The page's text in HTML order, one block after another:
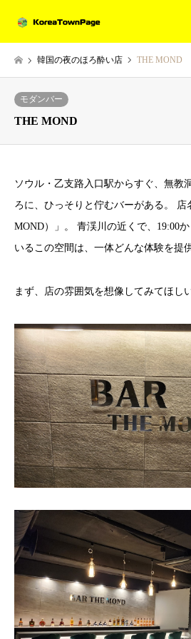
韓国の夜のほろ酔い店 THE MOND
モダンバー
THE MOND
ソウル・乙支路入口駅からすぐ、無教
ろに、ひっそりと佇むバーがある。 店
MOND）」。 青渓川の近くで、19:00
いるこの空間は、一体どんな体験を提
まず、店の雰囲気を想像してみてほしい